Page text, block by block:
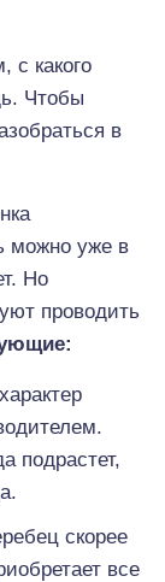
с какого
Чтобы
в
можно уже в
Но
проводить
подрастет,
скорее
все